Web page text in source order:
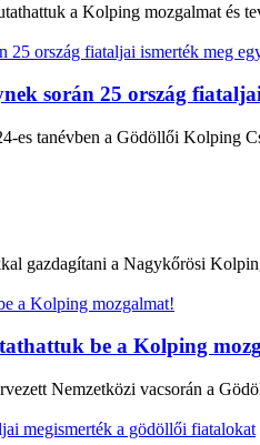
a Kolping mozgalmat és
során 25 ország
es tanévben a Gödöllői Kolping
gazdagítani a Nagykőrösi
be a Kolping
Nemzetközi vacsorán a